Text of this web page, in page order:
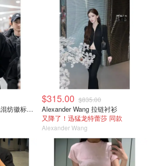
Alexander Wang 羊驼毛混纺徽标围巾
$315.00 $835.00
Alexander Wang 拉链衬衫
又降了！迅猛龙特蕾莎 同款
Alexander Wang